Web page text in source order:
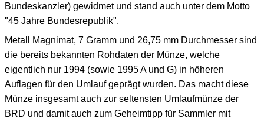
Bundeskanzler) gewidmet und stand auch unter dem Motto
"45 Jahre Bundesrepublik".
Metall Magnimat, 7 Gramm und 26,75 mm Durchmesser sind
die bereits bekannten Rohdaten der Münze, welche
eigentlich nur 1994 (sowie 1995 A und G) in höheren
Auflagen für den Umlauf geprägt wurden. Das macht diese
Münze insgesamt auch zur seltensten Umlaufmünze der
BRD und damit auch zum Geheimtipp für Sammler mit